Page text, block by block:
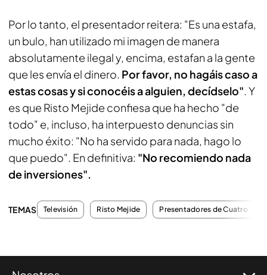
Por lo tanto, el presentador reitera: "Es una estafa,
un bulo, han utilizado mi imagen de manera
absolutamente ilegal y, encima, estafan a la gente
que les envía el dinero. Por favor, no hagáis caso a
estas cosas y si conocéis a alguien, decídselo". Y
es que Risto Mejide confiesa que ha hecho "de
todo" e, incluso, ha interpuesto denuncias sin
mucho éxito: "No ha servido para nada, hago lo
que puedo". En definitiva: "No recomiendo nada
de inversiones".
TEMAS Televisión Risto Mejide Presentadores de Cuatro